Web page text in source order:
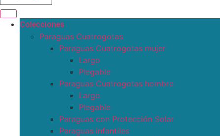
Colecciones
Paraguas Cuatrogotas
Paraguas Cuatrogotas mujer
Largo
Plegable
Paraguas Cuatrogotas hombre
Largo
Plegable
Paraguas con Protección Solar
Paraguas infantiles